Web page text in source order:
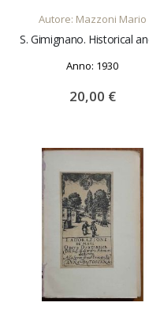
Autore: Mazzoni Mario
Anno: 1930
20,00 €